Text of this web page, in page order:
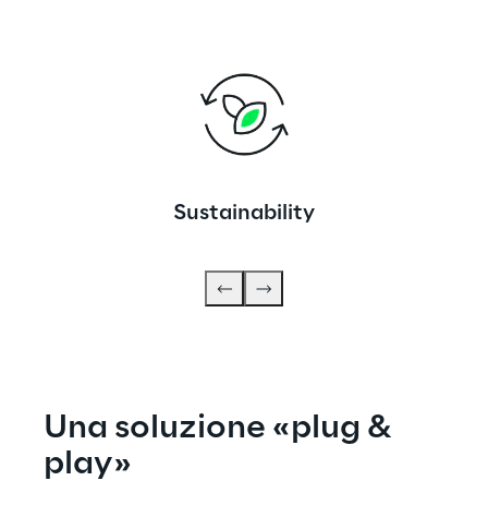
Sustainability
Una soluzione «plug &
play»